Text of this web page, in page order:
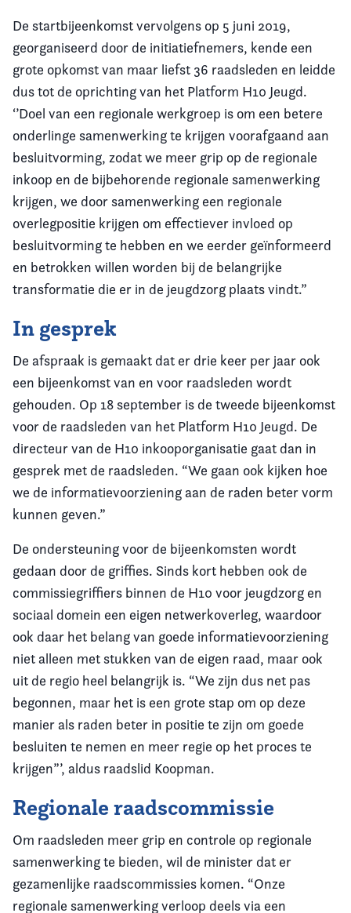
De startbijeenkomst vervolgens op 5 juni 2019,
georganiseerd door de initiatiefnemers, kende een
grote opkomst van maar liefst 36 raadsleden en leidde
dus tot de oprichting van het Platform H10 Jeugd.
‘’Doel van een regionale werkgroep is om een betere
onderlinge samenwerking te krijgen voorafgaand aan
besluitvorming, zodat we meer grip op de regionale
inkoop en de bijbehorende regionale samenwerking
krijgen, we door samenwerking een regionale
overlegpositie krijgen om effectiever invloed op
besluitvorming te hebben en we eerder geïnformeerd
en betrokken willen worden bij de belangrijke
transformatie die er in de jeugdzorg plaats vindt.”
In gesprek
De afspraak is gemaakt dat er drie keer per jaar ook
een bijeenkomst van en voor raadsleden wordt
gehouden. Op 18 september is de tweede bijeenkomst
voor de raadsleden van het Platform H10 Jeugd. De
directeur van de H10 inkooporganisatie gaat dan in
gesprek met de raadsleden. “We gaan ook kijken hoe
we de informatievoorziening aan de raden beter vorm
kunnen geven.”
De ondersteuning voor de bijeenkomsten wordt
gedaan door de griffies. Sinds kort hebben ook de
commissiegriffiers binnen de H10 voor jeugdzorg en
sociaal domein een eigen netwerkoverleg, waardoor
ook daar het belang van goede informatievoorziening
niet alleen met stukken van de eigen raad, maar ook
uit de regio heel belangrijk is. “We zijn dus net pas
begonnen, maar het is een grote stap om op deze
manier als raden beter in positie te zijn om goede
besluiten te nemen en meer regie op het proces te
krijgen”’, aldus raadslid Koopman.
Regionale raadscommissie
Om raadsleden meer grip en controle op regionale
samenwerking te bieden, wil de minister dat er
gezamenlijke raadscommissies komen. “Onze
regionale samenwerking verloop deels via een